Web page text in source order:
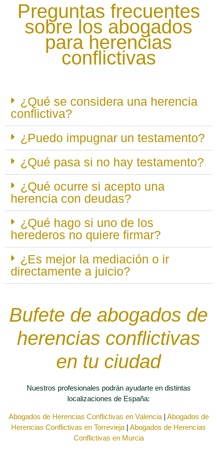
Preguntas frecuentes
sobre los abogados
para herencias
conflictivas
¿Qué se considera una herencia
conflictiva?
¿Puedo impugnar un testamento?
¿Qué pasa si no hay testamento?
¿Qué ocurre si acepto una
herencia con deudas?
¿Qué hago si uno de los
herederos no quiere firmar?
¿Es mejor la mediación o ir
directamente a juicio?
Bufete de abogados de
herencias conflictivas
en tu ciudad
Nuestros profesionales podrán ayudarte en distintas
localizaciones de España:
Abogados de Herencias Conflictivas en Valencia| Abogados de
Herencias Conflictivas en Torrevieja | Abogados de Herencias
Conflictivas en Murcia